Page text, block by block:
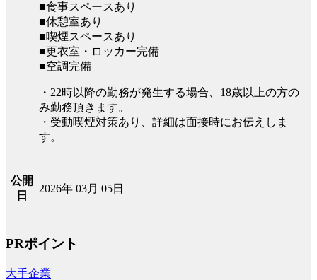
■食事スペースあり
■休憩室あり
■喫煙スペースあり
■更衣室・ロッカー完備
■空調完備
・22時以降の勤務が発生する場合、18歳以上の方の
み勤務頂きます。
・受動喫煙対策あり、詳細は面接時にお伝えしま
す。
公開
日
2026年 03月 05日
PRポイント
大手企業